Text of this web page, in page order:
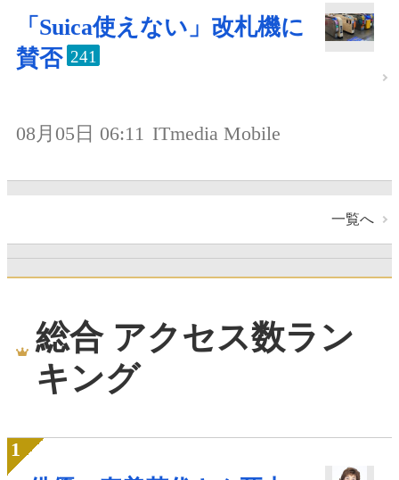
「Suica使えない」改札機に
賛否 241
08月05日 06:11 ITmedia Mobile
一覧へ
総合 アクセス数ラン
キング